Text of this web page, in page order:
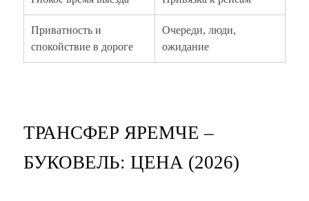
Приватность и
спокойствие в дороге
Очереди, люди,
ожидание
ТРАНСФЕР ЯРЕМЧЕ –
БУКОВЕЛЬ: ЦЕНА (2026)